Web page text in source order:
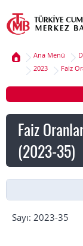
Ana Menü
2023
Faiz
Faiz
(2023-35)
Sayı: 2023-35